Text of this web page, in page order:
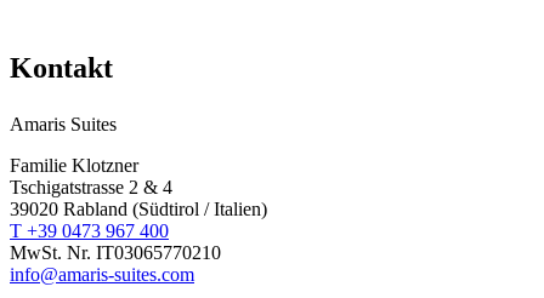
Kontakt
Amaris Suites
Familie Klotzner
Tschigatstrasse 2 & 4
39020 Rabland (Südtirol / Italien)
T +39 0473 967 400
MwSt. Nr. IT03065770210
info@amaris-suites.com